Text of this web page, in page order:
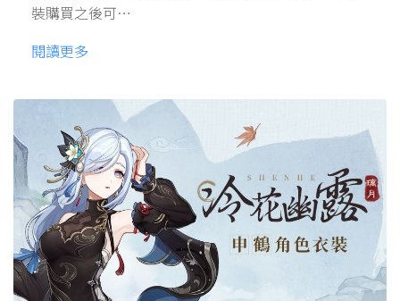
裝購買之後可…
閱讀更多